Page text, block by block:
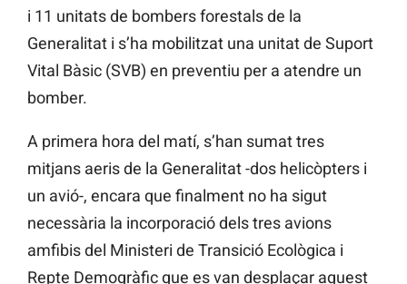
i 11 unitats de bombers forestals de la
Generalitat i s’ha mobilitzat una unitat de Suport
Vital Bàsic (SVB) en preventiu per a atendre un
bomber.
A primera hora del matí, s’han sumat tres
mitjans aeris de la Generalitat -dos helicòpters i
un avió-, encara que finalment no ha sigut
necessària la incorporació dels tres avions
amfibis del Ministeri de Transició Ecològica i
Repte Demogràfic que es van desplaçar aquest